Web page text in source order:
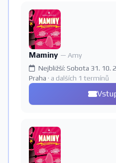
Maminy — Amy
Nejbližší: Sobota 31. 10.
Praha · a dalších 1 termínů